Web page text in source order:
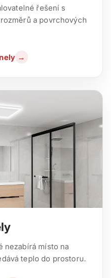
řešení s
a povrchových
→
nezabírá místo na
teplo do prostoru.